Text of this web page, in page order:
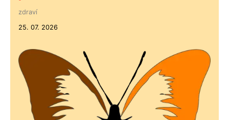
zdraví
25. 07. 2026